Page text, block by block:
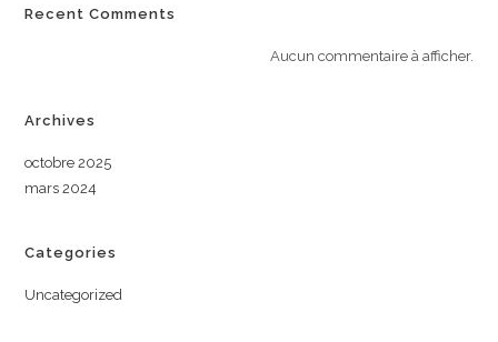
Recent Comments
Aucun commentaire à afficher.
Archives
octobre 2025
mars 2024
Categories
Uncategorized